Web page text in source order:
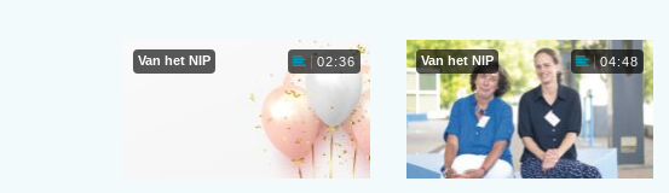
Van het NIP 02:36 Van het NIP 04:48